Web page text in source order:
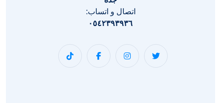
اتصال و اتساب:
٠٥٤٢٣٩٣٩٣٦